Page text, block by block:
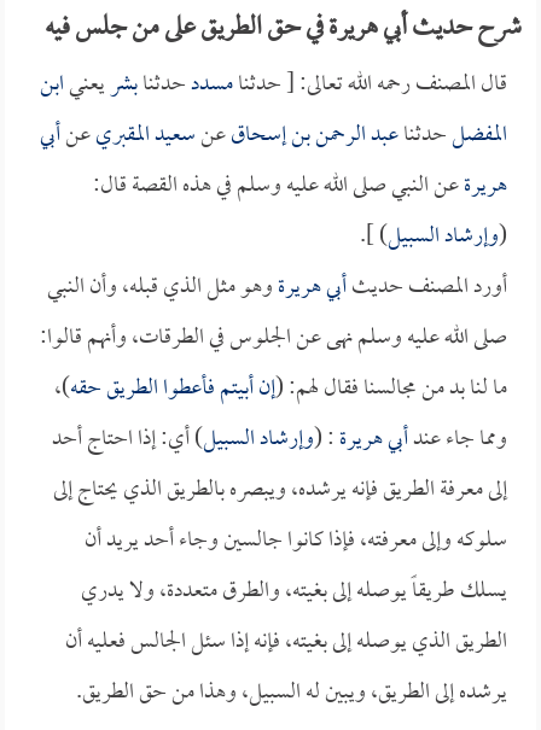
شرح حديث أبي هريرة في حق الطريق على من جلس فيه
قال المصنف رحمه الله تعالى: [ حدثنامسددحدثنابشريعنيابن
المفضلحدثناعبد الرحمن بن إسحاقعنسعيد المقبريعنأبي
هريرةعن النبي صلى الله عليه وسلم في هذه القصة قال:
(وإرشاد السبيل) ].
أورد المصنف حديثأبي هريرةوهو مثل الذي قبله، وأن النبي
صلى الله عليه وسلم نهى عن الجلوس في الطرقات، وأنهم قالوا:
ما لنا بد من مجالسنا فقال لهم: (إن أبيتم فأعطوا الطريق حقه)،
ومما جاء عندأبي هريرة: (وإرشاد السبيل) أي: إذا احتاج أحد
إلى معرفة الطريق فإنه يرشده، ويبصره بالطريق الذي يحتاج إلى
سلوكه وإلى معرفته، فإذا كانوا جالسين وجاء أحد يريد أن
يسلك طريقاً يوصله إلى بغيته، والطرق متعددة، ولا يدري
الطريق الذي يوصله إلى بغيته، فإنه إذا سئل الجالس فعليه أن
يرشده إلى الطريق، ويبين له السبيل، وهذا من حق الطريق.